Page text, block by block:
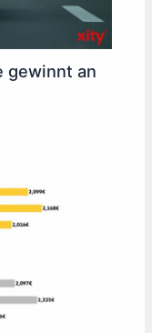
gewinnt an